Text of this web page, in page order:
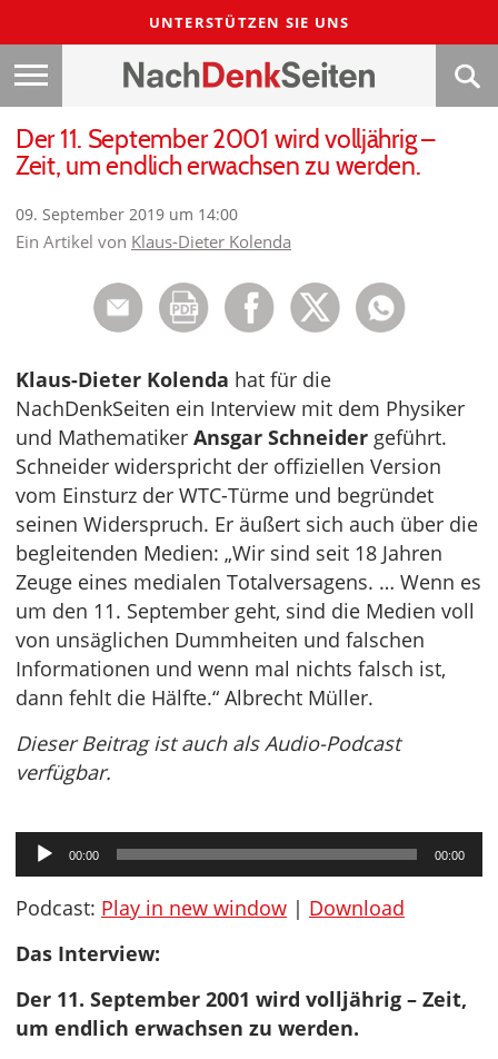
UNTERSTÜTZEN SIE UNS
Der 11. September 2001 wird volljährig –
Zeit, um endlich erwachsen zu werden.
09. September 2019 um 14:00
Ein Artikel von Klaus-Dieter Kolenda
Klaus-Dieter Kolenda hat für die
NachDenkSeiten ein Interview mit dem Physiker
und Mathematiker Ansgar Schneider geführt.
Schneider widerspricht der offiziellen Version
vom Einsturz der WTC-Türme und begründet
seinen Widerspruch. Er äußert sich auch über die
begleitenden Medien: „Wir sind seit 18 Jahren
Zeuge eines medialen Totalversagens. … Wenn es
um den 11. September geht, sind die Medien voll
von unsäglichen Dummheiten und falschen
Informationen und wenn mal nichts falsch ist,
dann fehlt die Hälfte.“ Albrecht Müller.
Dieser Beitrag ist auch als Audio-Podcast
verfügbar.
Audio-
Player
00:00 00:00
Podcast: Play in new window | Download
Das Interview:
Der 11. September 2001 wird volljährig – Zeit,
um endlich erwachsen zu werden.